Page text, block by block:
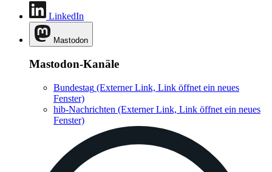
LinkedIn
Mastodon
Mastodon-Kanäle
Bundestag (Externer Link, Link öffnet ein neues
Fenster)
hib-Nachrichten (Externer Link, Link öffnet ein neues
Fenster)